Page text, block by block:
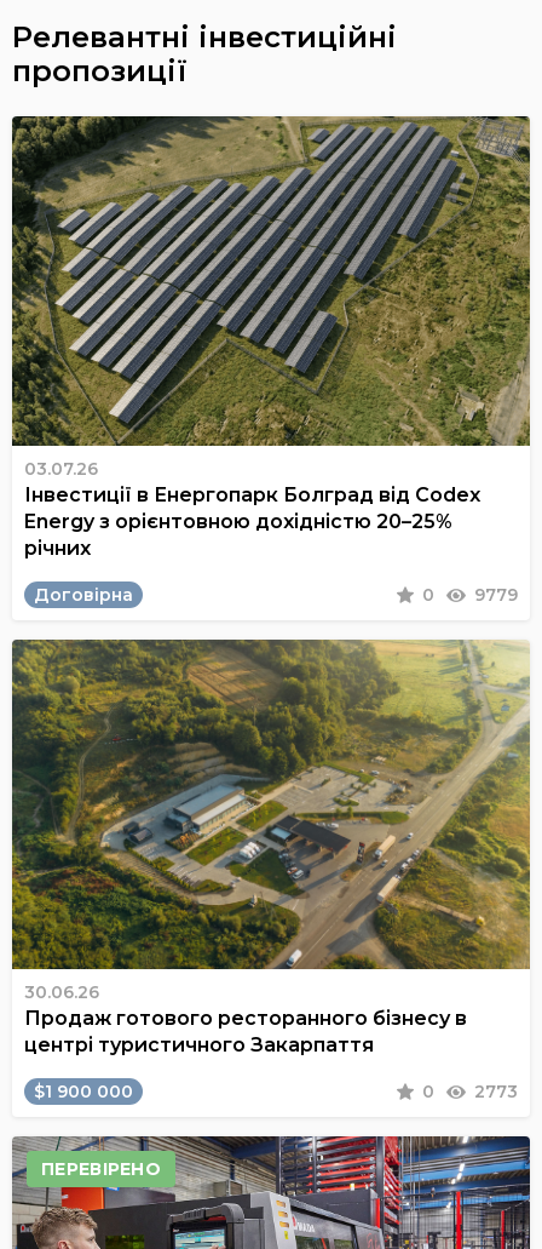
Релевантні інвестиційні
пропозиції
03.07.26
Інвестиції в Енергопарк Болград від Codex
Energy з орієнтовною дохідністю 20–25%
річних
Договірна 0 9779
30.06.26
Продаж готового ресторанного бізнесу в
центрі туристичного Закарпаття
$1 900 000 0 2773
ПЕРЕВІРЕНО